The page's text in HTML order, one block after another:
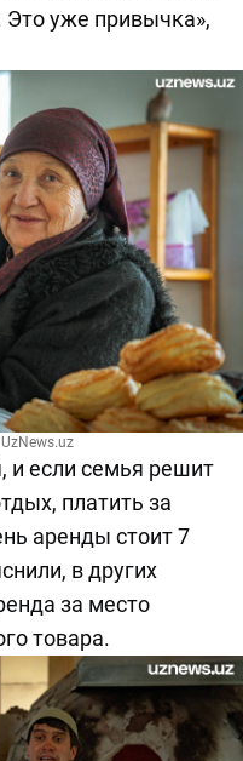
уже привычка»,
и если семья решит
платить за
аренды стоит 7
в других
за место
товара.